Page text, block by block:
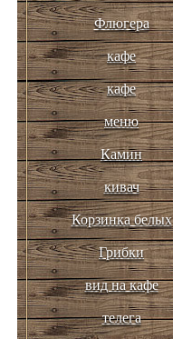
Флюгера
кафе
кафе
меню
Камин
кивач
Корзинка белых
Грибки
вид на кафе
телега